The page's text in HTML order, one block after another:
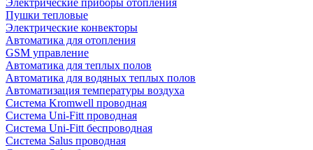
Пушки тепловые
Электрические конвекторы
Автоматика для отопления
GSM управление
Автоматика для теплых полов
Автоматика для водяных теплых полов
Автоматизация температуры воздуха
Система Kromwell проводная
Система Uni-Fitt проводная
Система Uni-Fitt беспроводная
Система Salus проводная